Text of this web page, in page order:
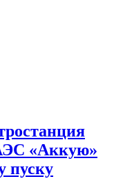
«Аккую»
пуску